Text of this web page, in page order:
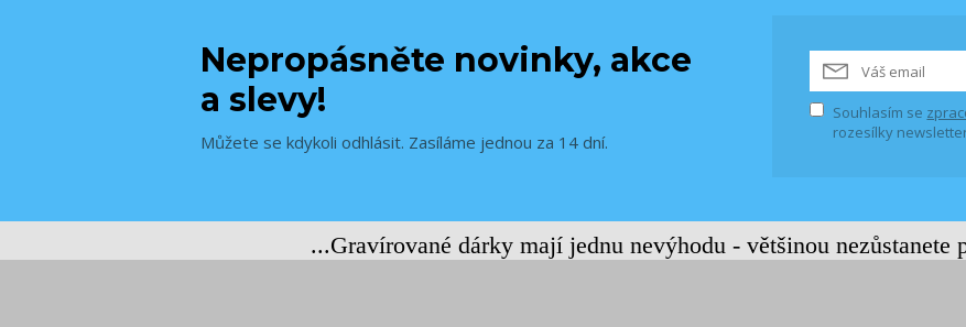
Nepropásněte novinky, akce
a slevy!
Můžete se kdykoli odhlásit. Zasíláme jednou za 14 dní.
Souhlasím se
rozesílky
...Gravírované dárky mají jednu nevýhodu - většinou nezůstanete